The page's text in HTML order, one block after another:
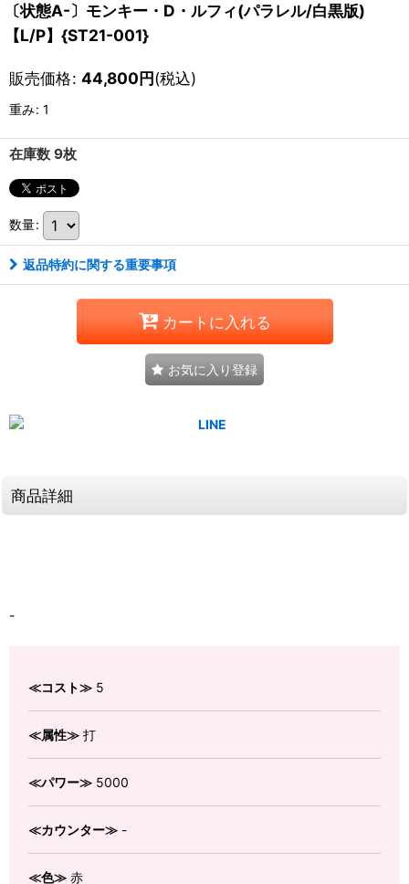
〔状態A-〕モンキー・D・ルフィ(パラレル/白黒版)
【L/P】{ST21-001}
販売価格: 44,800円(税込)
重み: 1
在庫数 9枚
数量:
返品特約に関する重要事項
カートに入れる
お気に入り登録
商品詳細
-
≪コスト≫ 5
≪属性≫ 打
≪パワー≫ 5000
≪カウンター≫ -
≪色≫ 赤